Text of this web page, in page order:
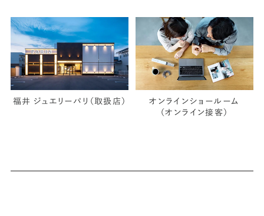
福井 ジュエリーパリ（取扱店）
オンラインショールーム
（オンライン接客）